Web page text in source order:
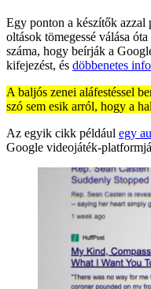
Egy ponton a készítők
oltások tömegessé válása
száma, hogy beírják a
kifejezést, és döbbenetes
A baljós zenei aláfestéssel
szó sem esik arról, hogy a
Az egyik cikk például egy
Google videojáték-